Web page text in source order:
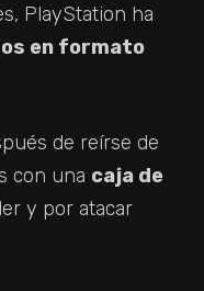
PlayStation ha
en formato
de reírse de
con una caja de
y por atacar